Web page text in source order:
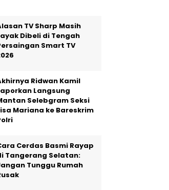
TV Sharp Masih
Dibeli di Tengah
Smart TV
Ridwan Kamil
Langsung
Selebgram Seksi
Mariana ke Bareskrim
Cerdas Basmi Rayap
Tangerang Selatan:
Tunggu Rumah